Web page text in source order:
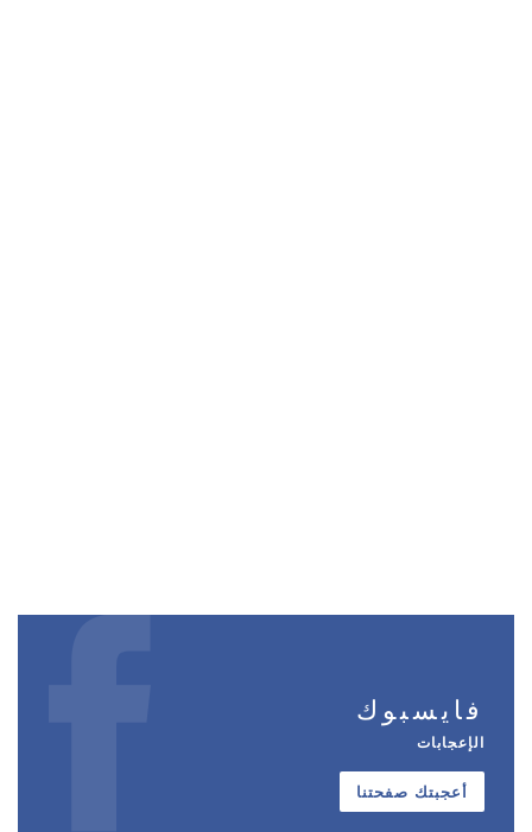
فايسبوك
الإعجابات
أعجبتك صفحتنا